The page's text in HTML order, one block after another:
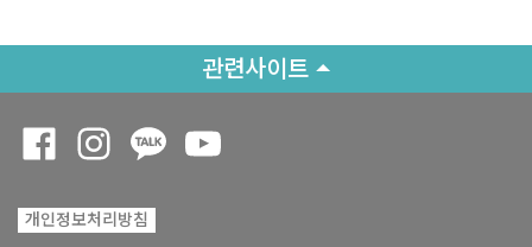
관련사이트
개인정보처리방침
Opens a new window
Opens a new window
Opens a new window